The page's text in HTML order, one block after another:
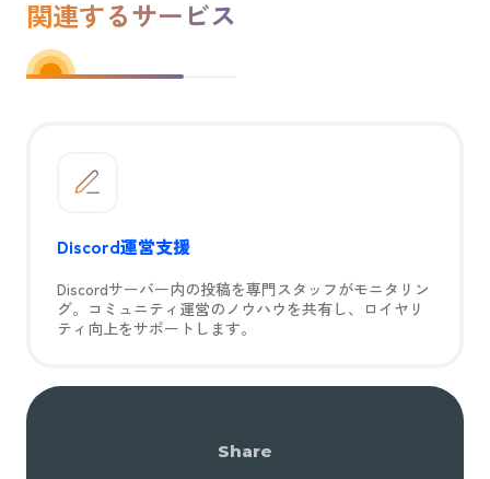
関連するサービス
Discord運営支援
Discordサーバー内の投稿を専門スタッフがモニタリン
グ。コミュニティ運営のノウハウを共有し、ロイヤリ
ティ向上をサポートします。
Share